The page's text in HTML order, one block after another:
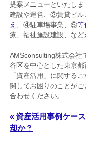
提案メニューといたし
建設や運営、②賃貸ビ
え
、④駐車場事業、⑤等
療、福祉施設建設、など
AMSconsulting株式会社
谷区を中心とした東京都
「資産活用」に関する
関してお困りのことが
合わせください。
« 資産活用事例ケー
却か？